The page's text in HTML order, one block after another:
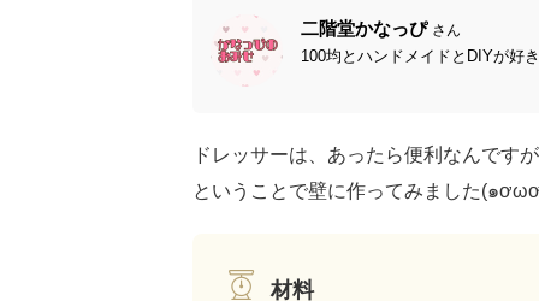
二階堂かなっぴ さん
100均とハンドメイドとDIYが好
ドレッサーは、あったら便利なんです
ということで壁に作ってみました(๑
材料